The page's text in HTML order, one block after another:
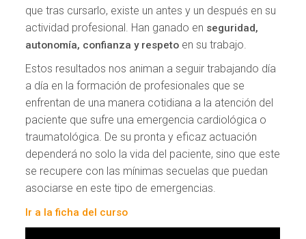
que tras cursarlo, existe un antes y un después en su
actividad profesional. Han ganado en seguridad,
autonomía, confianza y respeto en su trabajo.
Estos resultados nos animan a seguir trabajando día
a día en la formación de profesionales que se
enfrentan de una manera cotidiana a la atención del
paciente que sufre una emergencia cardiológica o
traumatológica. De su pronta y eficaz actuación
dependerá no solo la vida del paciente, sino que este
se recupere con las mínimas secuelas que puedan
asociarse en este tipo de emergencias.
Ir a la ficha del curso